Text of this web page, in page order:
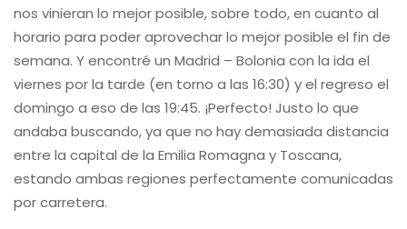
nos vinieran lo mejor posible, sobre todo, en cuanto al
horario para poder aprovechar lo mejor posible el fin de
semana. Y encontré un Madrid – Bolonia con la ida el
viernes por la tarde (en torno a las 16:30) y el regreso el
domingo a eso de las 19:45. ¡Perfecto! Justo lo que
andaba buscando, ya que no hay demasiada distancia
entre la capital de la Emilia Romagna y Toscana,
estando ambas regiones perfectamente comunicadas
por carretera.